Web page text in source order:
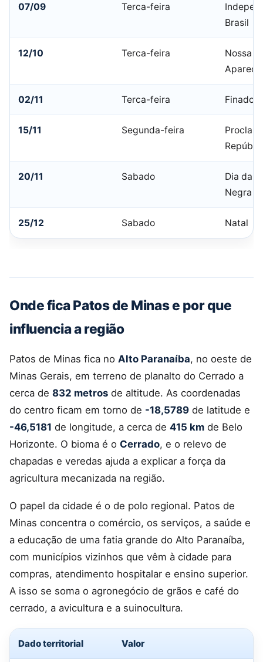
07/09 Terca-feira
Brasil
12/10 Terca-feira
Nossa
02/11 Terca-feira Finados
15/11 Segunda-feira
20/11 Sabado
Dia da
Negra
25/12 Sabado Natal
Onde fica Patos de Minas e por que
influencia a região
Patos de Minas fica no Alto Paranaíba, no oeste de
Minas Gerais, em terreno de planalto do Cerrado a
cerca de 832 metros de altitude. As coordenadas
do centro ficam em torno de -18,5789 de latitude e
-46,5181 de longitude, a cerca de 415 km de Belo
Horizonte. O bioma é o Cerrado, e o relevo de
chapadas e veredas ajuda a explicar a força da
agricultura mecanizada na região.
O papel da cidade é o de polo regional. Patos de
Minas concentra o comércio, os serviços, a saúde e
a educação de uma fatia grande do Alto Paranaíba,
com municípios vizinhos que vêm à cidade para
compras, atendimento hospitalar e ensino superior.
A isso se soma o agronegócio de grãos e café do
cerrado, a avicultura e a suinocultura.
Dado territorial Valor